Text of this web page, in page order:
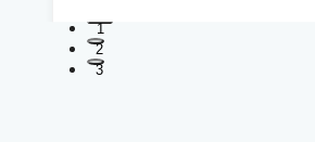
1
2
3